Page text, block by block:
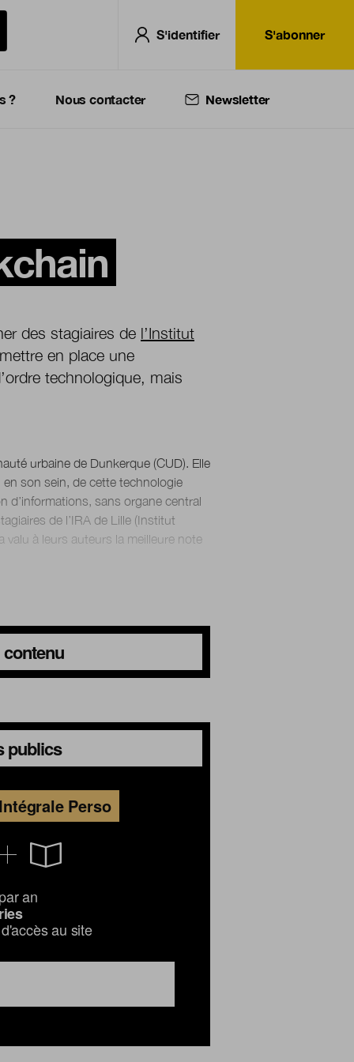
S'identifier S'abonner
? Nous contacter Newsletter
des stagiaires de l’Institut
en place une
technologique, mais
urbaine de Dunkerque (CUD). Elle
son sein, de cette technologie
d’informations, sans organe central
de l’IRA de Lille (Institut
valu à leurs auteurs la meilleure note
publics
Perso
an
au site